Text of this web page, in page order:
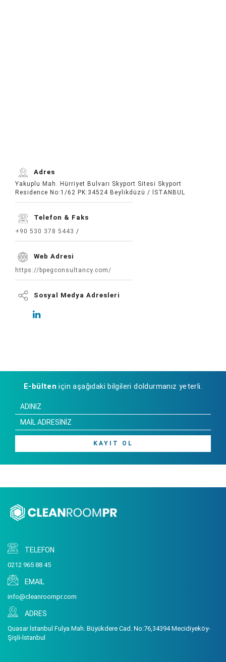
Adres
Yakuplu Mah. Hürriyet Bulvarı Skyport Sitesi Skyport
Residence No:1/62 PK:34524 Beylikdüzü / İSTANBUL
Telefon & Faks
+90 530 378 5443 /
Web Adresi
https://bpegconsultancy.com/
Sosyal Medya Adresleri
E-bülten için aşağıdaki bilgileri doldurmanız yeterli.
KAYIT OL
TELEFON
0212 965 88 45
EMAIL
info@cleanroompr.com
ADRES
Quasar İstanbul Fulya Mah. Büyükdere Cad. No:76,34394 Mecidiyeköy-
Şişli-İstanbul